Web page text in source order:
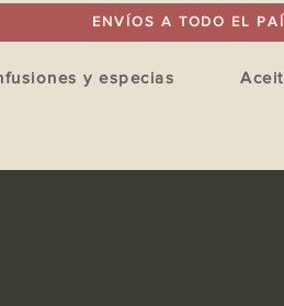
ENVÍOS A TODO EL
y especias